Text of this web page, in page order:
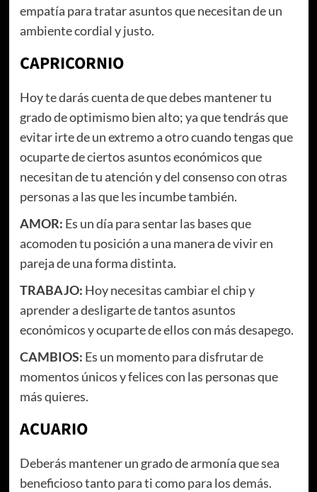
empatía para tratar asuntos que necesitan de un
ambiente cordial y justo.
CAPRICORNIO
Hoy te darás cuenta de que debes mantener tu
grado de optimismo bien alto; ya que tendrás que
evitar irte de un extremo a otro cuando tengas que
ocuparte de ciertos asuntos económicos que
necesitan de tu atención y del consenso con otras
personas a las que les incumbe también.
AMOR: Es un día para sentar las bases que
acomoden tu posición a una manera de vivir en
pareja de una forma distinta.
TRABAJO: Hoy necesitas cambiar el chip y
aprender a desligarte de tantos asuntos
económicos y ocuparte de ellos con más desapego.
CAMBIOS: Es un momento para disfrutar de
momentos únicos y felices con las personas que
más quieres.
ACUARIO
Deberás mantener un grado de armonía que sea
beneficioso tanto para ti como para los demás.